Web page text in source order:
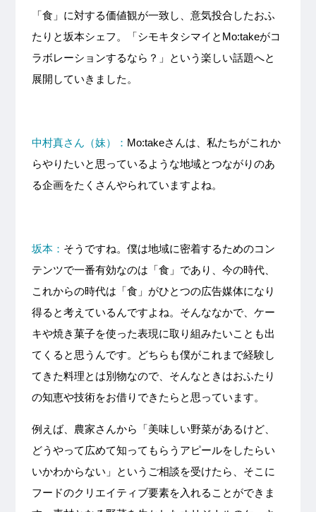
「食」に対する価値観が一致し、意気投合したおふ
たりと坂本シェフ。「シモキタシマイとMo:takeがコ
ラボレーションするなら？」という楽しい話題へと
展開していきました。
中村真さん（妹）： Mo:takeさんは、私たちがこれか
らやりたいと思っているような地域とつながりのあ
る企画をたくさんやられていますよね。
坂本： そうですね。僕は地域に密着するためのコン
テンツで一番有効なのは「食」であり、今の時代、
これからの時代は「食」がひとつの広告媒体になり
得ると考えているんですよね。そんななかで、ケー
キや焼き菓子を使った表現に取り組みたいことも出
てくると思うんです。どちらも僕がこれまで経験し
てきた料理とは別物なので、そんなときはおふたり
の知恵や技術をお借りできたらと思っています。
例えば、農家さんから「美味しい野菜があるけど、
どうやって広めて知ってもらうアピールをしたらい
いかわからない」というご相談を受けたら、そこに
フードのクリエイティブ要素を入れることができま